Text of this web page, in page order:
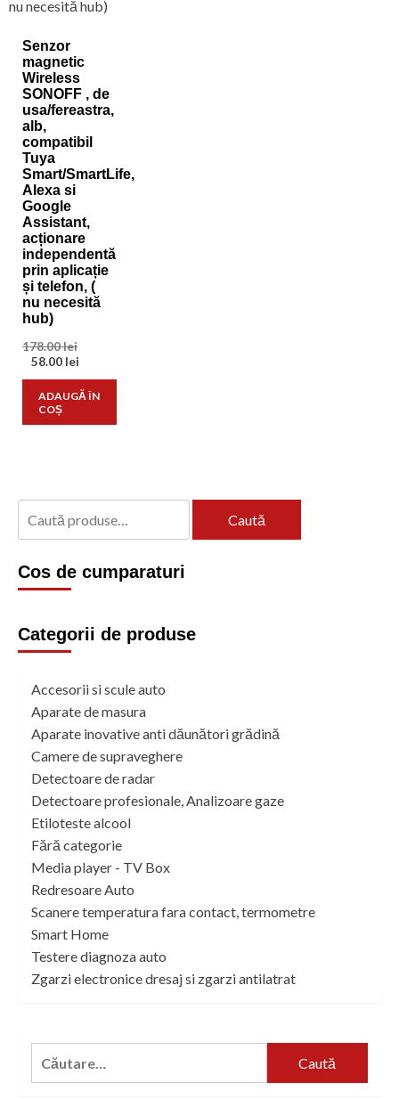
Senzor
magnetic
Wireless
SONOFF , de
usa/fereastra,
alb,
compatibil
Tuya
Smart/SmartLife,
Alexa si
Google
Assistant,
acționare
independentă
prin aplicație
și telefon, (
nu necesită
hub)
178.00leiPrețul
inițial
fost:
58.00 lei
este:
ADAUGĂ ÎN
COȘ
Caută
Cos de cumparaturi
Categorii de produse
Accesorii si scule auto
Aparate de masura
Aparate inovative anti dăunători grădină
Camere de supraveghere
Detectoare de radar
Detectoare profesionale, Analizoare gaze
Etiloteste alcool
Fără categorie
Media player - TV Box
Redresoare Auto
Scanere temperatura fara contact, termometre
Smart Home
Testere diagnoza auto
Zgarzi electronice dresaj si zgarzi antilatrat
Caută